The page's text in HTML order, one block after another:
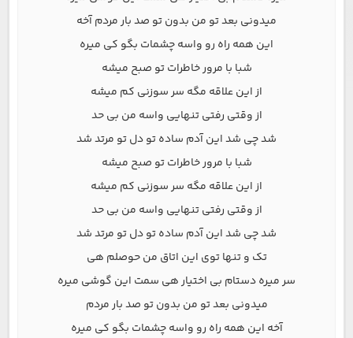
میدونی بعد تو من بدون تو صد بار مردم آخه
این همه راه رو واسه چشمات بگو کی میره
شبا با مرور خاطرات تو صبح میشه
از این علاقه مگه سر سوزنی کم میشه
از وقتی رفتی تنهایی واسه من بی حد
شد چی شد این آدم ساده تو دل تو مرتد شد
شبا با مرور خاطرات تو صبح میشه
از این علاقه مگه سر سوزنی کم میشه
از وقتی رفتی تنهایی واسه من بی حد
شد چی شد این آدم ساده تو دل تو مرتد شد
تک و تنها توی این اتاق من حوصلم هی
سر میره دستام بی اختیار هی سمت این گوشی میره
میدونی بعد تو من بدون تو صد بار مردم
آخه این همه راه رو واسه چشمات بگو کی میره